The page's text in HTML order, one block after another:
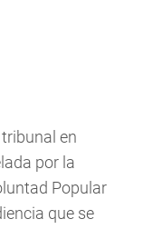
en
por la
Popular
que se